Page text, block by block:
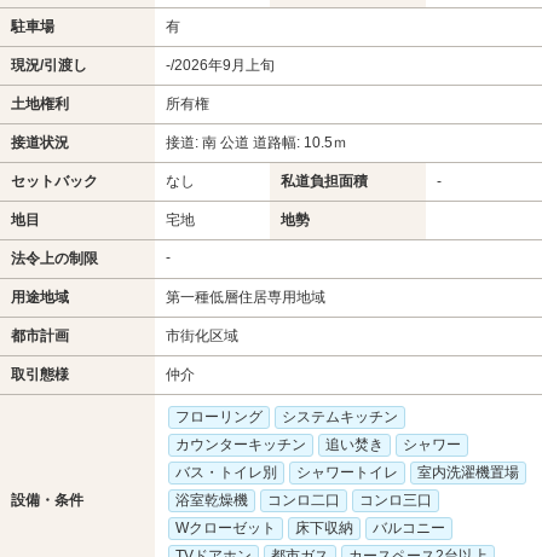
駐車場 有
現況/引渡し -/2026年9月上旬
土地権利 所有権
接道状況 接道: 南 公道 道路幅: 10.5ｍ
セットバック なし 私道負担面積 -
地目 宅地 地勢
法令上の制限 -
用途地域 第一種低層住居専用地域
都市計画 市街化区域
取引態様 仲介
設備・条件
フローリング
システムキッチン
カウンターキッチン
追い焚き
シャワー
バス・トイレ別
シャワートイレ
室内洗濯機置場
浴室乾燥機
コンロ二口
コンロ三口
Wクローゼット
床下収納
バルコニー